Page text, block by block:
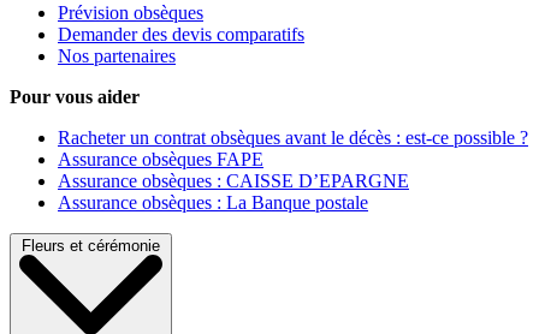
Prévision obsèques
Demander des devis comparatifs
Nos partenaires
Pour vous aider
Racheter un contrat obsèques avant le décès : est-ce possible ?
Assurance obsèques FAPE
Assurance obsèques : CAISSE D’EPARGNE
Assurance obsèques : La Banque postale
Fleurs et cérémonie